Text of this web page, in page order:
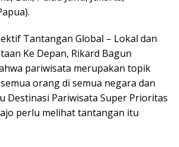
Tantangan Global – Lokal dan
Ke Depan, Rikard Bagun
pariwisata merupakan topik
orang di semua negara dan
Destinasi Pariwisata Super Prioritas
perlu melihat tantangan itu